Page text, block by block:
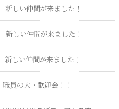
新しい仲間が来ました！
新しい仲間が来ました！
新しい仲間が来ました！
職員の大・歓迎会！！